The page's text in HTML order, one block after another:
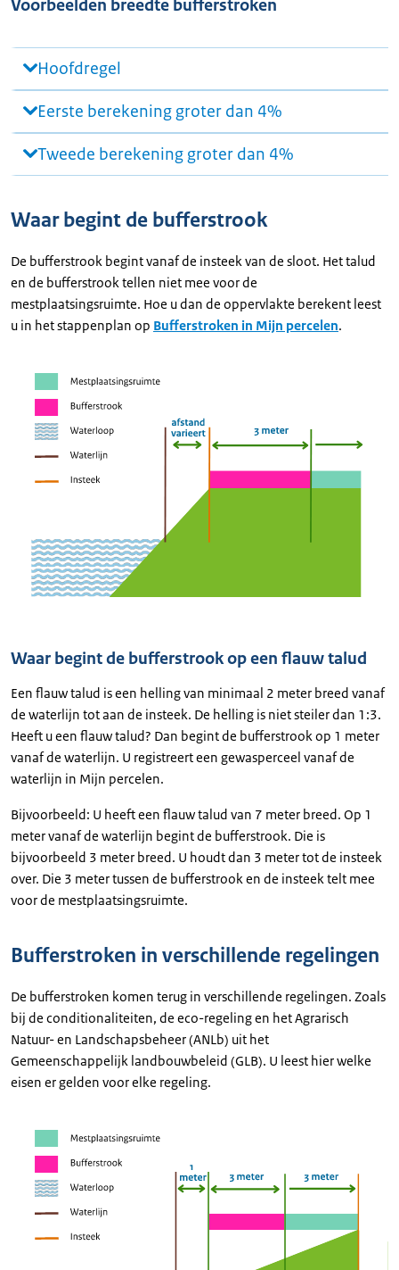
Voorbeelden breedte bufferstroken
Hoofdregel
Eerste berekening groter dan 4%
Tweede berekening groter dan 4%
Waar begint de bufferstrook
De bufferstrook begint vanaf de insteek van de sloot. Het talud
en de bufferstrook tellen niet mee voor de
mestplaatsingsruimte. Hoe u dan de oppervlakte berekent leest
u in het stappenplan op Bufferstroken in Mijn percelen.
Waar begint de bufferstrook op een flauw talud
Een flauw talud is een helling van minimaal 2 meter breed vanaf
de waterlijn tot aan de insteek. De helling is niet steiler dan 1:3.
Heeft u een flauw talud? Dan begint de bufferstrook op 1 meter
vanaf de waterlijn. U registreert een gewasperceel vanaf de
waterlijn in Mijn percelen.
Bijvoorbeeld: U heeft een flauw talud van 7 meter breed. Op 1
meter vanaf de waterlijn begint de bufferstrook. Die is
bijvoorbeeld 3 meter breed. U houdt dan 3 meter tot de insteek
over. Die 3 meter tussen de bufferstrook en de insteek telt mee
voor de mestplaatsingsruimte.
Bufferstroken in verschillende regelingen
De bufferstroken komen terug in verschillende regelingen. Zoals
bij de conditionaliteiten, de eco-regeling en het Agrarisch
Natuur- en Landschapsbeheer (ANLb) uit het
Gemeenschappelijk landbouwbeleid (GLB). U leest hier welke
eisen er gelden voor elke regeling.